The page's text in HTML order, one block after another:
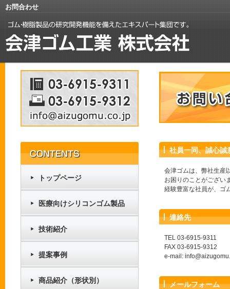
お問合わせ
社員一同、誠心誠
会津ゴムは、弊社生産
お困りのことがござい
経験豊富な社員が、ゴ
連絡先
TEL 03-6915-9311
FAX 03-6915-9312
e-mail:
メールフォーム
トップページ
医療向けシリコンゴム製品
技術紹介
提案事例
商品紹介（形状別）